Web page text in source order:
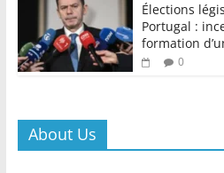
Élections
Portugal :
formation
0
About Us